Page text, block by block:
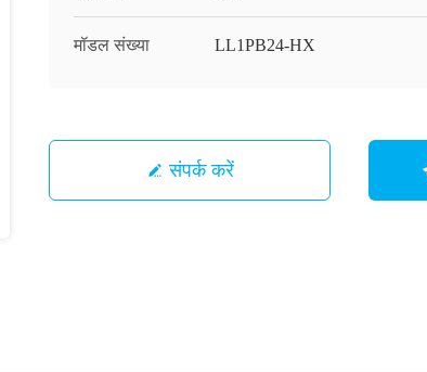
मॉडल संख्या LL1PB24-HX
संपर्क करें